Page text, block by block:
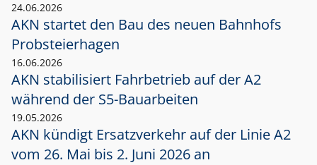
24.06.2026
AKN startet den Bau des neuen Bahnhofs
Probsteierhagen
16.06.2026
AKN stabilisiert Fahrbetrieb auf der A2
während der S5-Bauarbeiten
19.05.2026
AKN kündigt Ersatzverkehr auf der Linie A2
vom 26. Mai bis 2. Juni 2026 an